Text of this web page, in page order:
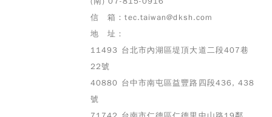
信 箱：tec.taiwan@dksh.com
地 址：
11493 台北市內湖區堤頂大道二段407巷
22號
40880 台中市南屯區益豐路四段436, 438
號